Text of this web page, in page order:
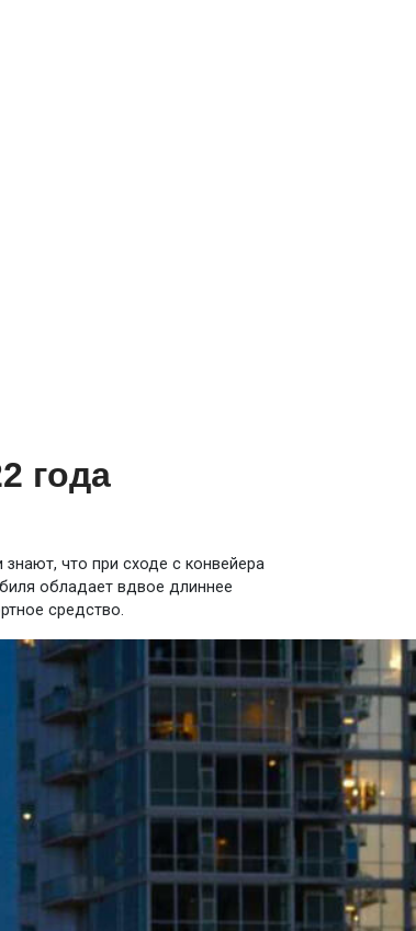
года
что при сходе с конвейера
обладает вдвое длиннее
средство.